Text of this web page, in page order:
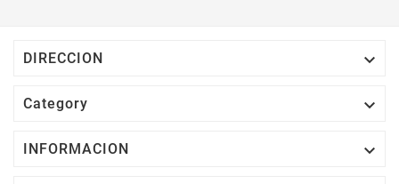
DIRECCION 
Category 
INFORMACION 